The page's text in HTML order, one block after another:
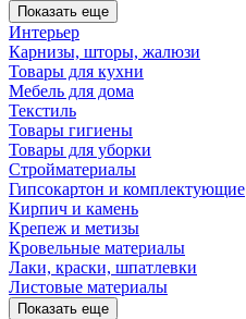
Показать еще
Интерьер
Карнизы, шторы, жалюзи
Товары для кухни
Мебель для дома
Текстиль
Товары гигиены
Товары для уборки
Стройматериалы
Гипсокартон и комплектующие
Кирпич и камень
Крепеж и метизы
Кровельные материалы
Лаки, краски, шпатлевки
Листовые материалы
Показать еще